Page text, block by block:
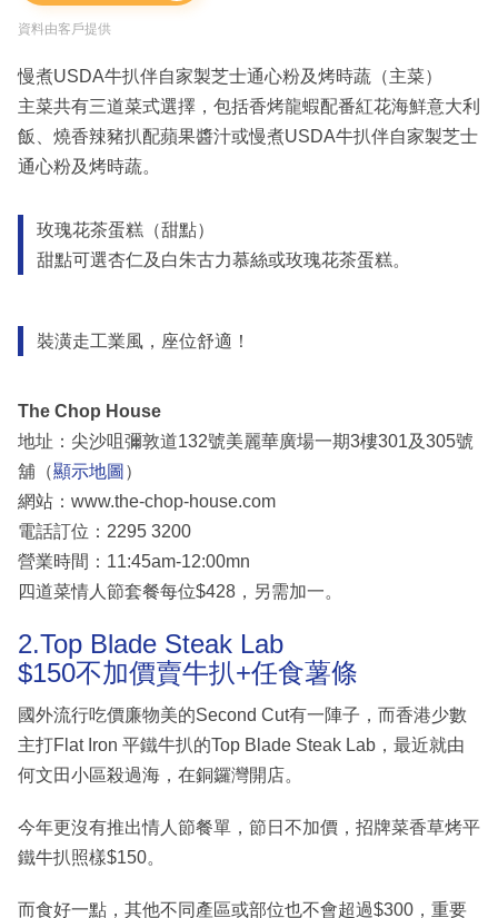
資料由客戶提供
慢煮USDA牛扒伴自家製芝士通心粉及烤時蔬（主菜）
主菜共有三道菜式選擇，包括香烤龍蝦配番紅花海鮮意大利
飯、燒香辣豬扒配蘋果醬汁或慢煮USDA牛扒伴自家製芝士
通心粉及烤時蔬。
玫瑰花茶蛋糕（甜點）
甜點可選杏仁及白朱古力慕絲或玫瑰花茶蛋糕。
裝潢走工業風，座位舒適！
The Chop House
地址：尖沙咀彌敦道132號美麗華廣場一期3樓301及305號
舖（顯示地圖 ）
網站：www.the-chop-house.com
電話訂位：2295 3200
營業時間：11:45am-12:00mn
四道菜情人節套餐每位$428，另需加一。
2.Top Blade Steak Lab
$150不加價賣牛扒+任食薯條
國外流行吃價廉物美的Second Cut有一陣子，而香港少數
主打Flat Iron 平鐵牛扒的Top Blade Steak Lab，最近就由
何文田小區殺過海，在銅鑼灣開店。
今年更沒有推出情人節餐單，節日不加價，招牌菜香草烤平
鐵牛扒照樣$150。
而食好一點，其他不同產區或部位也不會超過$300，重要